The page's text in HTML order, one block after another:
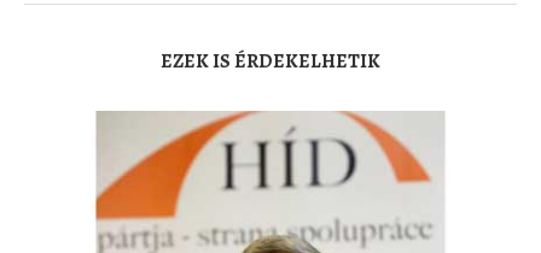
EZEK IS ÉRDEKELHETIK